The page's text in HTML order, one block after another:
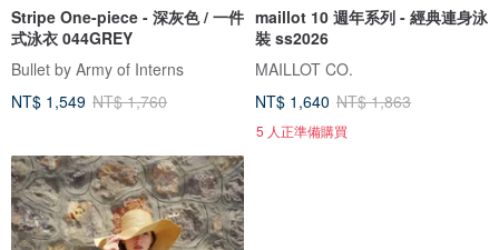
Stripe One-piece - 深灰色 / 一件
式泳衣 044GREY
Bullet by Army of Interns
NT$ 1,549 NT$ 1,760
maillot 10 週年系列 - 經典連身泳
裝 ss2026
MAILLOT CO.
NT$ 1,640 NT$ 1,863
5 人正準備購買